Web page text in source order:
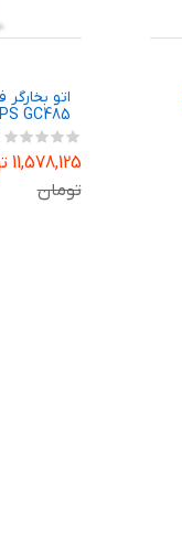
اتو
GC485
11,578,125 تومان
تومان